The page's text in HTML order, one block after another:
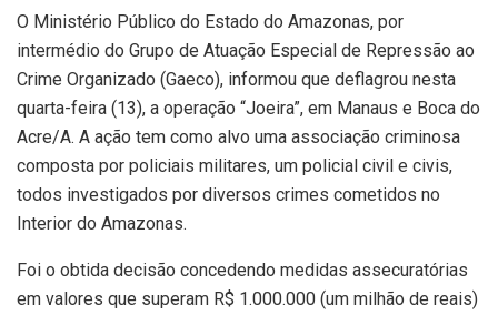
O Ministério Público do Estado do Amazonas, por
intermédio do Grupo de Atuação Especial de Repressão ao
Crime Organizado (Gaeco), informou que deflagrou nesta
quarta-feira (13), a operação “Joeira”, em Manaus e Boca do
Acre/A. A ação tem como alvo uma associação criminosa
composta por policiais militares, um policial civil e civis,
todos investigados por diversos crimes cometidos no
Interior do Amazonas.
Foi o obtida decisão concedendo medidas assecuratórias
em valores que superam R$ 1.000.000 (um milhão de reais)